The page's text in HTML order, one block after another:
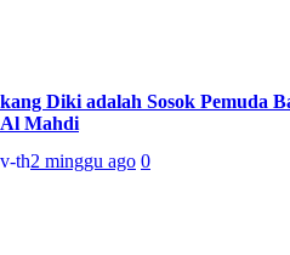
kang Diki adalah Sosok Pemuda
Al Mahdi
v-th2 minggu ago 0